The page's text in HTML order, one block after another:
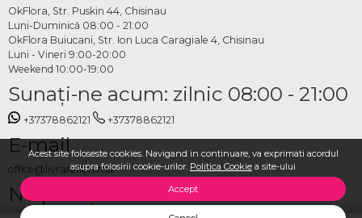
Acest site foloseste cookies. Navigand in continuare, va exprimati acordul
asupra folosirii cookie-urilor. Politica Cookie a site-ului
Accept
OkFlora, Str. Puskin 44, Chisinau
Luni-Duminică 08:00 - 21:00
OkFlora Buiucani, Str. Ion Luca Caragiale 4, Chisinau
Luni - Vineri 9:00-20:00
Weekend 10:00-19:00
Sunaţi-ne acum: zilnic 08:00 - 21:00
+37378862121 +37378862121
E-mail
office@livrareflori.md
Ne puteți contacta: